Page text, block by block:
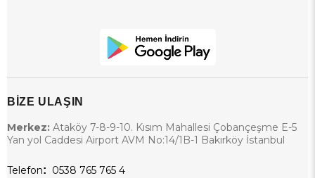
BİZE ULAŞIN
Merkez: Ataköy 7-8-9-10. Kısım Mahallesi Çobançeşme E-5
Yan yol Caddesi Airport AVM No:14/1B-1 Bakırköy İstanbul
Telefon: 0538 765 765 4